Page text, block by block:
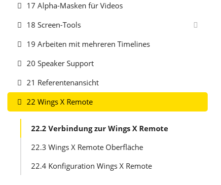
17 Alpha-Masken für Videos
18 Screen-Tools
19 Arbeiten mit mehreren Timelines
20 Speaker Support
21 Referentenansicht
22 Wings X Remote
22.2 Verbindung zur Wings X Remote
22.3 Wings X Remote Oberfläche
22.4 Konfiguration Wings X Remote